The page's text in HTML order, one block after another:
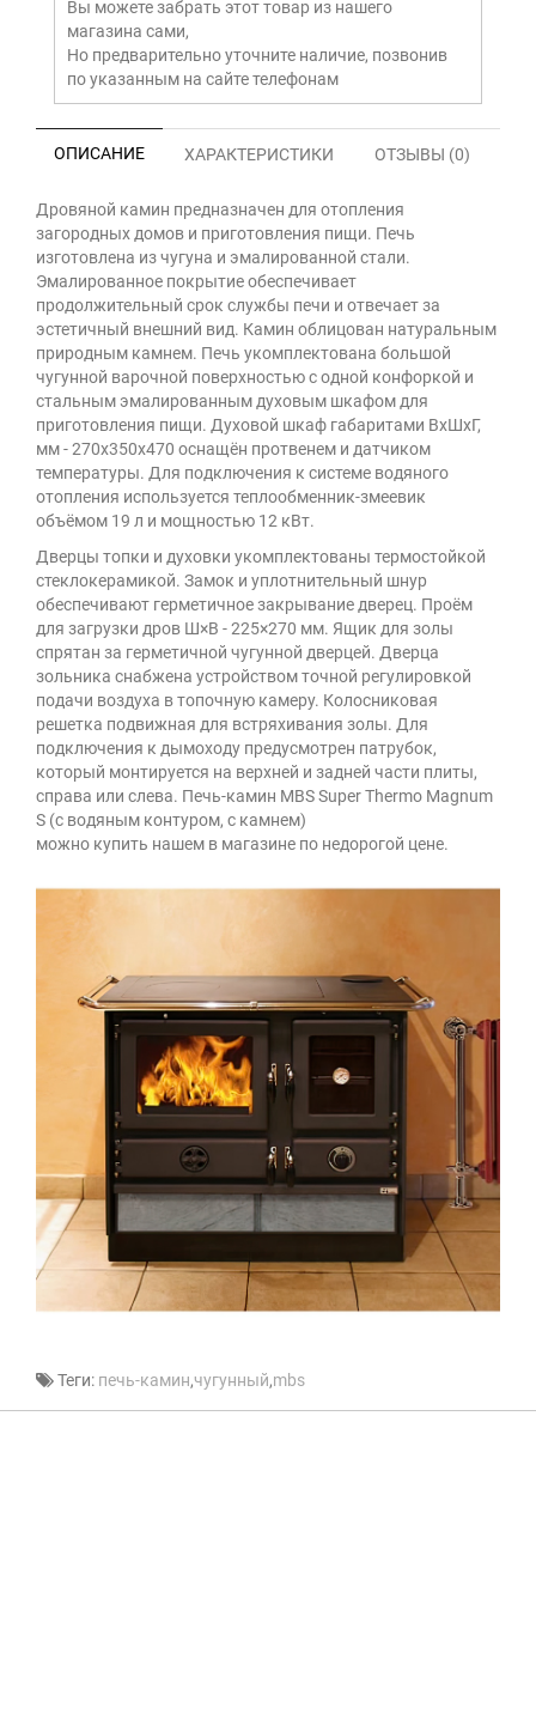
Вы можете забрать этот товар из нашего
магазина сами,
Но предварительно уточните наличие, позвонив
по указанным на сайте телефонам
ОПИСАНИЕ ХАРАКТЕРИСТИКИ ОТЗЫВЫ (0)
Дровяной камин предназначен для отопления
загородных домов и приготовления пищи. Печь
изготовлена из чугуна и эмалированной стали.
Эмалированное покрытие обеспечивает
продолжительный срок службы печи и отвечает за
эстетичный внешний вид. Камин облицован натуральным
природным камнем. Печь укомплектована большой
чугунной варочной поверхностью с одной конфоркой и
стальным эмалированным духовым шкафом для
приготовления пищи. Духовой шкаф габаритами ВхШхГ,
мм - 270х350х470 оснащён протвенем и датчиком
температуры. Для подключения к системе водяного
отопления используется теплообменник-змеевик
объёмом 19 л и мощностью 12 кВт.
Дверцы топки и духовки укомплектованы термостойкой
стеклокерамикой. Замок и уплотнительный шнур
обеспечивают герметичное закрывание дверец. Проём
для загрузки дров Ш×В - 225×270 мм. Ящик для золы
спрятан за герметичной чугунной дверцей. Дверца
зольника снабжена устройством точной регулировкой
подачи воздуха в топочную камеру. Колосниковая
решетка подвижная для встряхивания золы. Для
подключения к дымоходу предусмотрен патрубок,
который монтируется на верхней и задней части плиты,
справа или слева. Печь-камин MBS Super Thermo Magnum
S (с водяным контуром, с камнем)
можно купить нашем в магазине по недорогой цене.
Теги: печь-камин,чугунный,mbs